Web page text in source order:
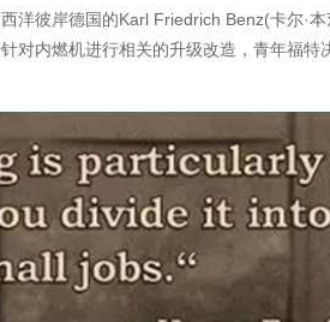
洋彼岸德国的Karl Friedrich Benz(卡尔·
对内燃机进行相关的升级改造，青年福特